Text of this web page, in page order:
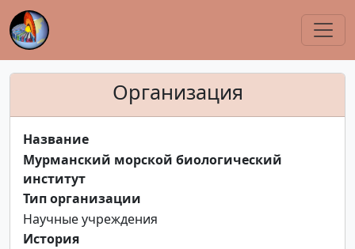
Организация
Название
Мурманский морской биологический
институт
Тип организации
Научные учреждения
История